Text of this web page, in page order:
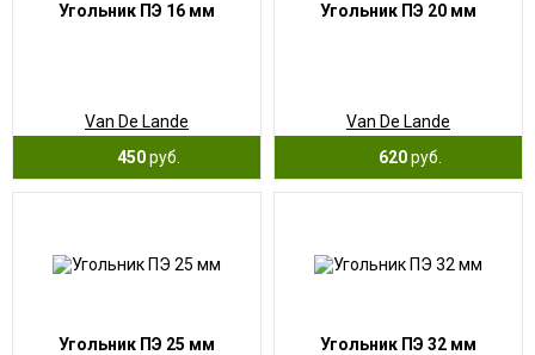
Угольник ПЭ 16 мм
Van De Lande
450руб.
Угольник ПЭ 20 мм
Van De Lande
620руб.
Угольник ПЭ 25 мм Угольник ПЭ 32 мм